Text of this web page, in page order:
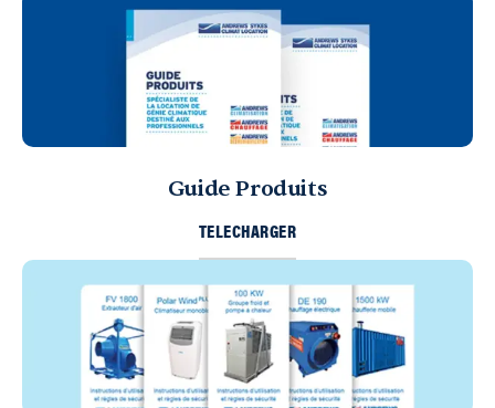
Guide Produits
TELECHARGER